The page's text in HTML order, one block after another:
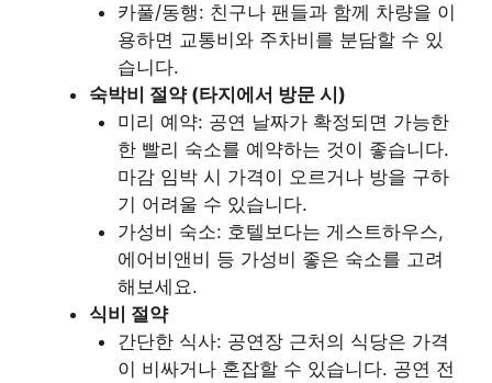
카풀/동행: 친구나 팬들과 함께 차량을 이
용하면 교통비와 주차비를 분담할 수 있
습니다.
숙박비 절약 (타지에서 방문 시)
미리 예약: 공연 날짜가 확정되면 가능한
한 빨리 숙소를 예약하는 것이 좋습니다.
마감 임박 시 가격이 오르거나 방을 구하
기 어려울 수 있습니다.
가성비 숙소: 호텔보다는 게스트하우스,
에어비앤비 등 가성비 좋은 숙소를 고려
해보세요.
식비 절약
간단한 식사: 공연장 근처의 식당은 가격
이 비싸거나 혼잡할 수 있습니다. 공연 전